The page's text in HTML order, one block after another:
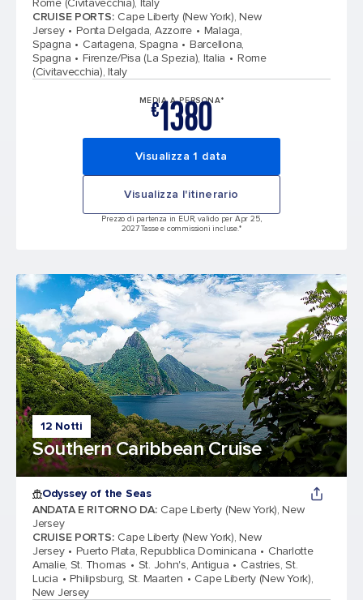
CRUISE PORTS: Cape Liberty (New York), New
Jersey
Ponta Delgada, Azzorre
Malaga,
Spagna
Cartagena, Spagna
Barcellona,
Spagna
Firenze/Pisa (La Spezia), Italia
Rome
(Civitavecchia), Italy
MEDIA A PERSONA*
€1380
Visualizza 1 data
Visualizza l'itinerario
Prezzo di partenza in EUR, valido per Apr 25,
2027 Tasse e commissioni incluse.*
12 Notti
Southern Caribbean Cruise
Odyssey of the Seas
ANDATA E RITORNO DA: Cape Liberty (New York), New
Jersey
CRUISE PORTS: Cape Liberty (New York), New
Jersey
Puerto Plata, Repubblica Dominicana
Charlotte
Amalie, St. Thomas
St. John's, Antigua
Castries, St.
Lucia
Philipsburg, St. Maarten
Cape Liberty (New York),
New Jersey